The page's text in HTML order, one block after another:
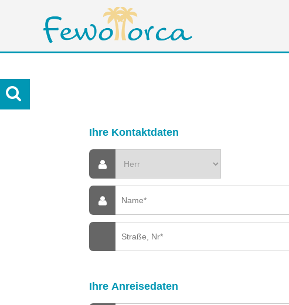
Ihre Kontaktdaten
Ihre Anreisedaten